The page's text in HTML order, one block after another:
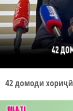
42 домоди